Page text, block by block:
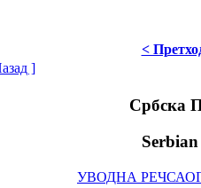
<
]
Србска
УВОДНА РЕЧ